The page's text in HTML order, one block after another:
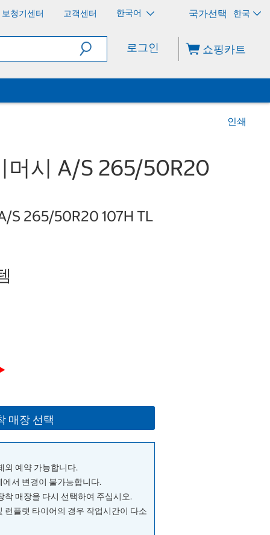
보청기센터 고객센터 한국어 한국
로그인 쇼핑카트
인쇄
머시 A/S 265/50R20
S 265/50R20 107H TL
매장 선택
외 예약 가능합니다.
서 변경이 불가능합니다.
착 매장을 다시 선택하여 주십시오.
런플랫 타이어의 경우 작업시간이 다소